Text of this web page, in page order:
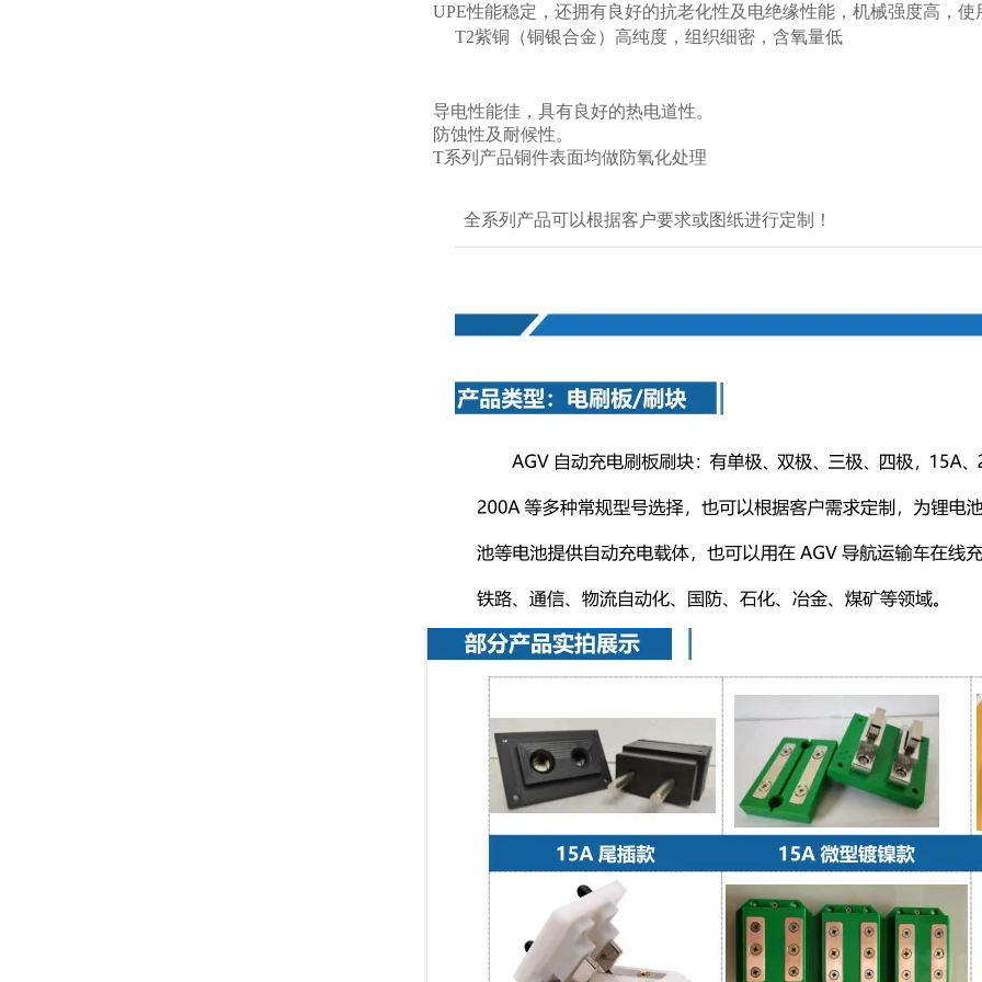
UPE性能稳定，还拥有良好的抗老化性及电绝缘性能，机械强度高，使
T2紫铜（铜银合金）高纯度，组织细密，含氧量低
导电性能佳，具有良好的热电道性。
防蚀性及耐候性。
T系列产品铜件表面均做防氧化处理
全系列产品可以根据客户要求或图纸进行定制！